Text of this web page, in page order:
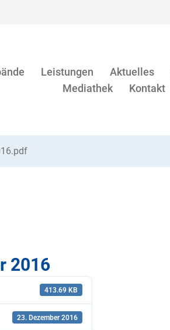
Leistungen Aktuelles
Mediathek
Kontakt
2016
413.69 KB
23. Dezember 2016